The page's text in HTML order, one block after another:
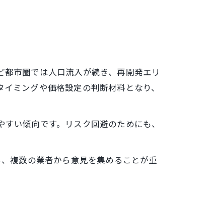
市圏では人口流入が続き、再開発エリ
ミングや価格設定の判断材料となり、
い傾向です。リスク回避のためにも、
複数の業者から意見を集めることが重